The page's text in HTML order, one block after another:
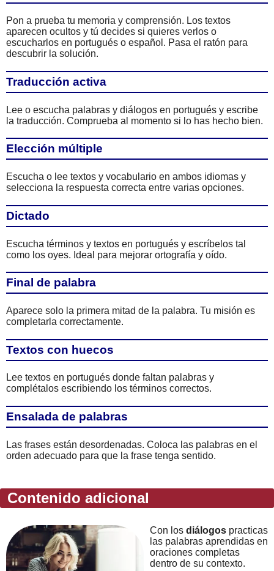
Pon a prueba tu memoria y comprensión. Los textos
aparecen ocultos y tú decides si quieres verlos o
escucharlos en portugués o español. Pasa el ratón para
descubrir la solución.
Traducción activa
Lee o escucha palabras y diálogos en portugués y escribe
la traducción. Comprueba al momento si lo has hecho bien.
Elección múltiple
Escucha o lee textos y vocabulario en ambos idiomas y
selecciona la respuesta correcta entre varias opciones.
Dictado
Escucha términos y textos en portugués y escríbelos tal
como los oyes. Ideal para mejorar ortografía y oído.
Final de palabra
Aparece solo la primera mitad de la palabra. Tu misión es
completarla correctamente.
Textos con huecos
Lee textos en portugués donde faltan palabras y
complétalos escribiendo los términos correctos.
Ensalada de palabras
Las frases están desordenadas. Coloca las palabras en el
orden adecuado para que la frase tenga sentido.
Contenido adicional
Con los diálogos practicas
las palabras aprendidas en
oraciones completas
dentro de su contexto.